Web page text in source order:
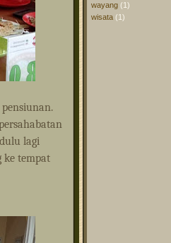
lagi
ke tempat
wayang (1)
wisata (1)